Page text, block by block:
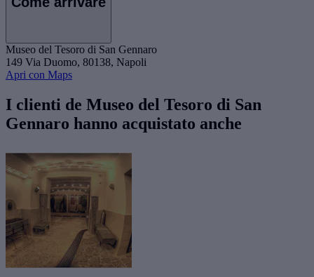
Museo del Tesoro di San Gennaro
149 Via Duomo, 80138, Napoli
Apri con Maps
I clienti de Museo del Tesoro di San
Gennaro hanno acquistato anche